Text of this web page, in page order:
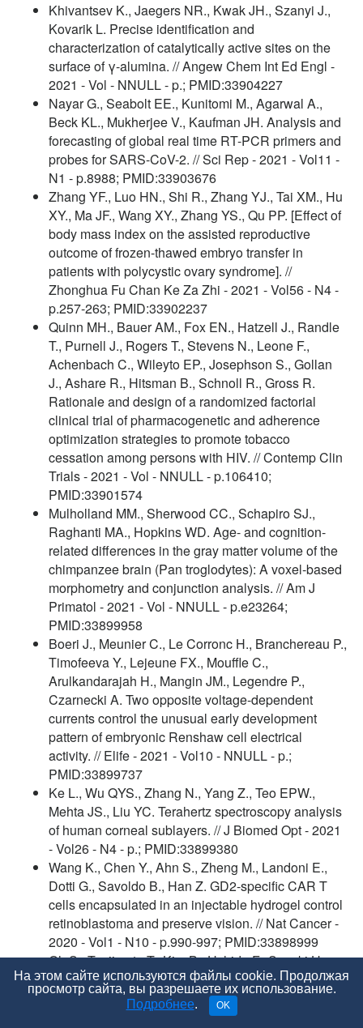
Khivantsev K., Jaegers NR., Kwak JH., Szanyi J.,
Kovarik L. Precise identification and
characterization of catalytically active sites on the
surface of γ-alumina. // Angew Chem Int Ed Engl -
2021 - Vol - NNULL - p.; PMID:33904227
Nayar G., Seabolt EE., Kunitomi M., Agarwal A.,
Beck KL., Mukherjee V., Kaufman JH. Analysis and
forecasting of global real time RT-PCR primers and
probes for SARS-CoV-2. // Sci Rep - 2021 - Vol11 -
N1 - p.8988; PMID:33903676
Zhang YF., Luo HN., Shi R., Zhang YJ., Tai XM., Hu
XY., Ma JF., Wang XY., Zhang YS., Qu PP. [Effect of
body mass index on the assisted reproductive
outcome of frozen-thawed embryo transfer in
patients with polycystic ovary syndrome]. //
Zhonghua Fu Chan Ke Za Zhi - 2021 - Vol56 - N4 -
p.257-263; PMID:33902237
Quinn MH., Bauer AM., Fox EN., Hatzell J., Randle
T., Purnell J., Rogers T., Stevens N., Leone F.,
Achenbach C., Wileyto EP., Josephson S., Gollan
J., Ashare R., Hitsman B., Schnoll R., Gross R.
Rationale and design of a randomized factorial
clinical trial of pharmacogenetic and adherence
optimization strategies to promote tobacco
cessation among persons with HIV. // Contemp Clin
Trials - 2021 - Vol - NNULL - p.106410;
PMID:33901574
Mulholland MM., Sherwood CC., Schapiro SJ.,
Raghanti MA., Hopkins WD. Age- and cognition-
related differences in the gray matter volume of the
chimpanzee brain (Pan troglodytes): A voxel-based
morphometry and conjunction analysis. // Am J
Primatol - 2021 - Vol - NNULL - p.e23264;
PMID:33899958
Boeri J., Meunier C., Le Corronc H., Branchereau P.,
Timofeeva Y., Lejeune FX., Mouffle C.,
Arulkandarajah H., Mangin JM., Legendre P.,
Czarnecki A. Two opposite voltage-dependent
currents control the unusual early development
pattern of embryonic Renshaw cell electrical
activity. // Elife - 2021 - Vol10 - NNULL - p.;
PMID:33899737
Ke L., Wu QYS., Zhang N., Yang Z., Teo EPW.,
Mehta JS., Liu YC. Terahertz spectroscopy analysis
of human corneal sublayers. // J Biomed Opt - 2021
- Vol26 - N4 - p.; PMID:33899380
Wang K., Chen Y., Ahn S., Zheng M., Landoni E.,
Dotti G., Savoldo B., Han Z. GD2-specific CAR T
cells encapsulated in an injectable hydrogel control
retinoblastoma and preserve vision. // Nat Cancer -
2020 - Vol1 - N10 - p.990-997; PMID:33898999
Oh S., Tsujimoto T., Kim B., Uchida F., Suzuki H.,
Iizumi S., Isobe T., Sakae T., Tanaka K., Shoda J.
Weight-loss-independent benefits of exercise on
liver steatosis and stiffness in Japanese men with
На этом сайте используются файлы cookie. Продолжая
просмотр сайта, вы разрешаете их использование.
Подробнее. OK